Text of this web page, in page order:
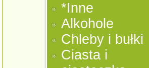
*Inne
Alkohole
Chleby i bułki
Ciasta i